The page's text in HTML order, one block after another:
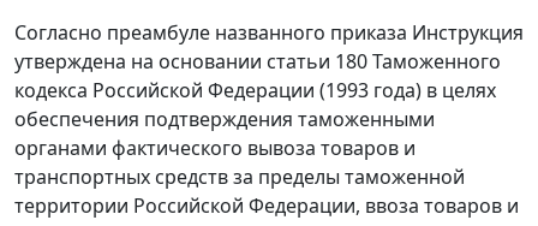
Согласно преамбуле названного приказа Инструкция
утверждена на основании статьи 180Таможенного
кодекса Российской Федерации (1993 года) в целях
обеспечения подтверждения таможенными
органами фактического вывоза товаров и
транспортных средств за пределы таможенной
территории Российской Федерации, ввоза товаров и